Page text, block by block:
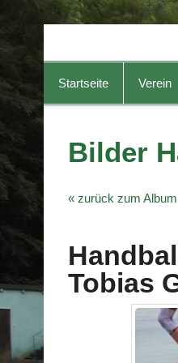
Startseite Verein
Bilder
« zurück zum Album
Tobias